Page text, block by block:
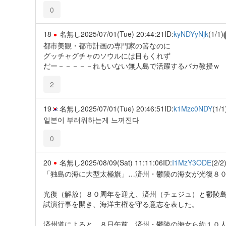
0
18 名無し2025/07/01(Tue) 20:44:21 ID:kyNDYyNjk(1/1)
都市美観・都市計画の専門家の筈なのに
グッチャグチャのソウルには目もくれず
だー－－－－－れもいない無人島で活躍するバカ教授ｗ
2
19 名無し2025/07/01(Tue) 20:46:51 ID:k1Mzc0NDY(1/
일본이 부러워하는게 느껴진다
0
20 名無し2025/08/09(Sat) 11:11:06ID:I1MzY3ODE(2/2)
「独島の海に大型太極旗」…済州・鬱陵の海女が光復８
光復（解放）８０周年を迎え、済州（チェジュ）と鬱陵
試演行事を開き、海洋主権を守る意志を表した。